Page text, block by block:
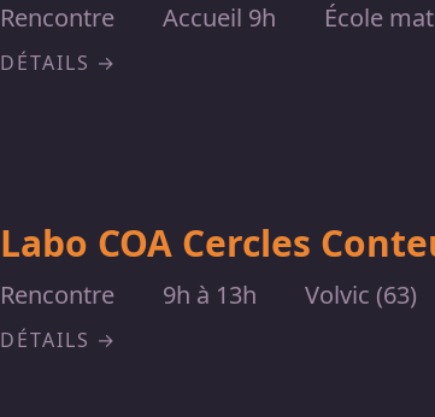
Rencontre Accueil 9h École
DÉTAILS
Labo COA Cercles
Rencontre 9h à 13h Volvic (63)
DÉTAILS